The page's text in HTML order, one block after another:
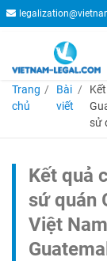
Trang
chủ
Bài
viết
sử
Kết quả
sứ quán
Việt